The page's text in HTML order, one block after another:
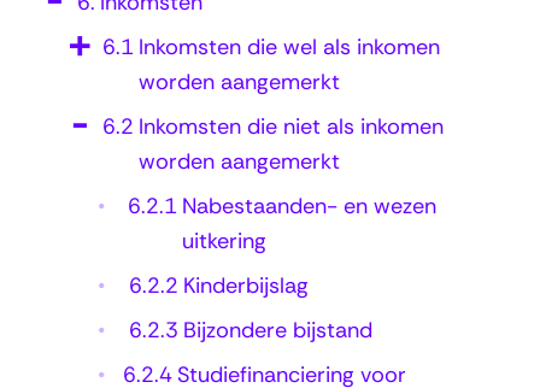
6.1 Inkomsten die wel als inkomen
worden aangemerkt
6.2 Inkomsten die niet als inkomen
worden aangemerkt
6.2.1 Nabestaanden- en wezen
uitkering
6.2.2 Kinderbijslag
6.2.3 Bijzondere bijstand
6.2.4Studiefinanciering voor